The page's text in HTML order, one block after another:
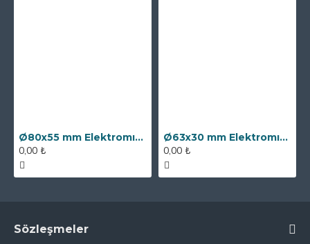
Ø80x55 mm Elektromıknatıs - 250 kg Çekim Gücü
0,00 ₺
Ø63x30 mm Elektromıknatıs - 100 kg Çekim Gücü
0,00 ₺
Sözleşmeler